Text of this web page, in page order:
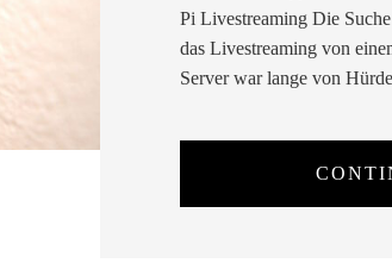
Pi Livestreaming Die
das Livestreaming von
Server war lange von